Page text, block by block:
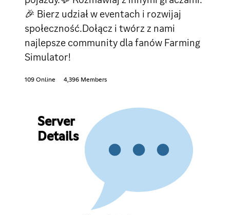
🎉 Bierz udział w eventach i rozwijaj
społeczność.Dołącz i twórz z nami
najlepsze community dla fanów Farming
Simulator!
109 Online 4,396 Members
Server
Details